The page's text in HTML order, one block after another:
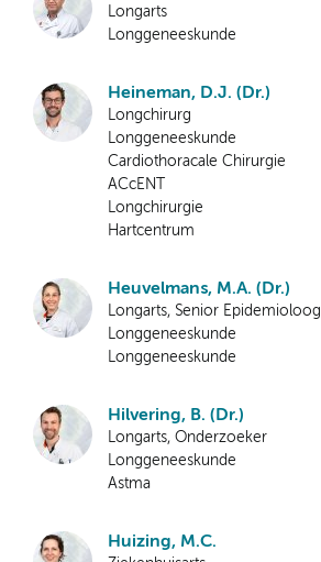
Longarts
Longgeneeskunde
Heineman, D.J. (Dr.)
Longchirurg
Longgeneeskunde
Cardiothoracale Chirurgie
ACcENT
Longchirurgie
Hartcentrum
Heuvelmans, M.A. (Dr.)
Longarts, Senior Epidemioloog
Longgeneeskunde
Longgeneeskunde
Hilvering, B. (Dr.)
Longarts, Onderzoeker
Longgeneeskunde
Astma
Huizing, M.C.